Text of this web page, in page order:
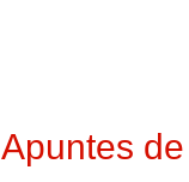
Apuntes